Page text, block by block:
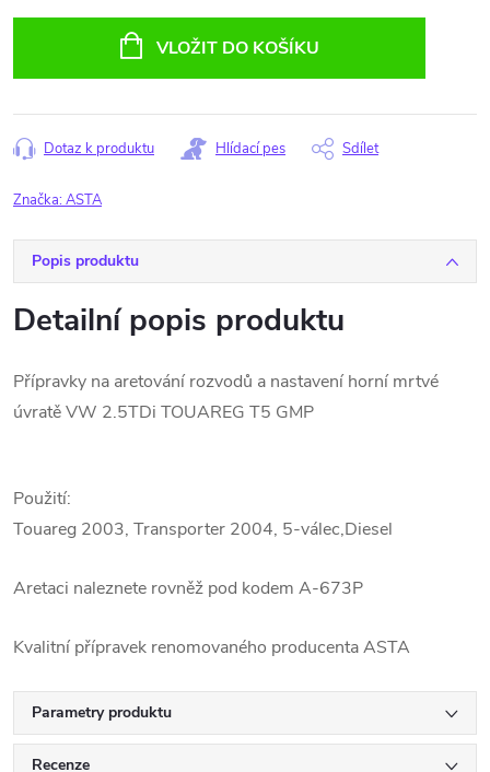
VLOŽIT DO KOŠÍKU
Dotaz k produktu Hlídací pes Sdílet
Značka:ASTA
Popis produktu
Detailní popis produktu
Přípravky na aretování rozvodů a nastavení horní mrtvé
úvratě VW 2.5TDi TOUAREG T5 GMP
Použití:
Touareg 2003, Transporter 2004, 5-válec,Diesel
Aretaci naleznete rovněž pod kodem A-673P
Kvalitní přípravek renomovaného producenta ASTA
Parametry produktu
Recenze